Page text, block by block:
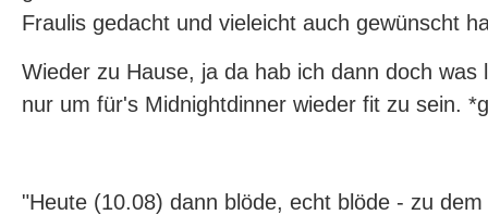
Fraulis gedacht und vieleicht auch gewünscht
Wieder zu Hause, ja da hab ich dann doch was
nur um für's Midnightdinner wieder fit zu sein.
"Heute (10.08) dann blöde, echt blöde - zu